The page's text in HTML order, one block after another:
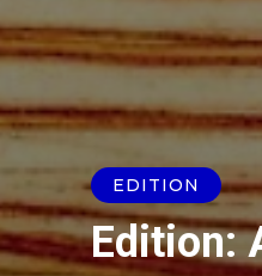
EDITION
Edition: